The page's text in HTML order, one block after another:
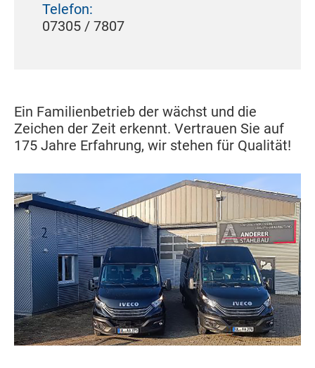
Ein Familienbetrieb der wächst und die
Zeichen der Zeit erkennt. Vertrauen Sie auf
175 Jahre Erfahrung, wir stehen für Qualität!
Telefon:
07305 / 7807